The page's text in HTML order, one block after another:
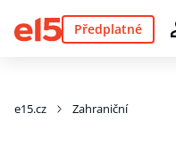
Předplatné
e15.cz Zahraniční